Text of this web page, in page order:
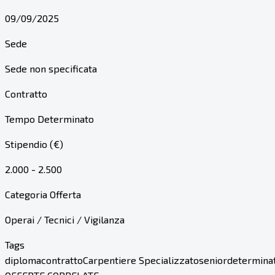
09/09/2025
Sede
Sede non specificata
Contratto
Tempo Determinato
Stipendio (€)
2.000 - 2.500
Categoria Offerta
Operai / Tecnici / Vigilanza
Tags
diplomacontrattoCarpentiere Specializzatosenior